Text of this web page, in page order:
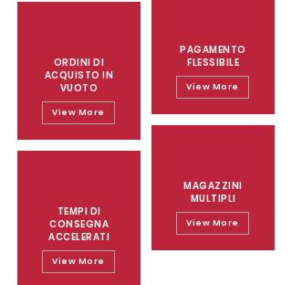
ORDINI DI
ACQUISTO IN
VUOTO
View More
TEMPI DI
CONSEGNA
ACCELERATI
View More
PAGAMENTO
FLESSIBILE
View More
MAGAZZINI
MULTIPLI
View More